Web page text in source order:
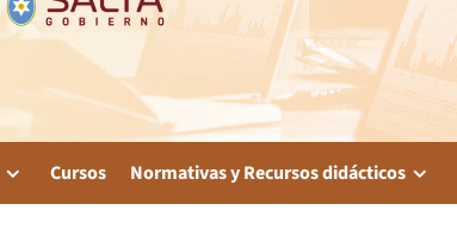
Cursos Normativas y Recursos didácticos